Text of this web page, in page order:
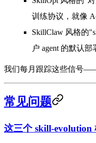
训练协议，就像
SkillClaw 风格的
户 agent 的默认部
我们每月跟踪这些信号
常见问题
这三个 skill-evolution